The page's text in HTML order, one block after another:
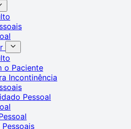
o Paciente
Incontinência
Pessoal